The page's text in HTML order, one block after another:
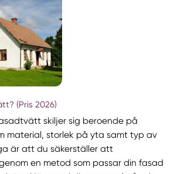
(Pris 2026)
skiljer sig beroende på
material, storlek på yta samt typ av
är att du säkerställer att
en metod som passar din fasad